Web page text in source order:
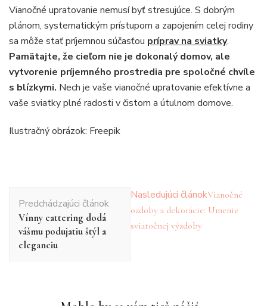
Vianočné upratovanie nemusí byť stresujúce. S dobrým
plánom, systematickým prístupom a zapojením celej rodiny
sa môže stať príjemnou súčasťou príprav na sviatky.
Pamätajte, že cieľom nie je dokonalý domov, ale
vytvorenie príjemného prostredia pre spoločné chvíle
s blízkymi. Nech je vaše vianočné upratovanie efektívne a
vaše sviatky plné radosti v čistom a útulnom domove.
Ilustračný obrázok: Freepik
článku
Predchádzajúci článok
Vínny cattering dodá
vášmu podujatiu štýl a
eleganciu
Nasledujúci článokVianočné
ozdoby a dekorácie: Umenie
sviatočnej výzdoby
Domácnosť